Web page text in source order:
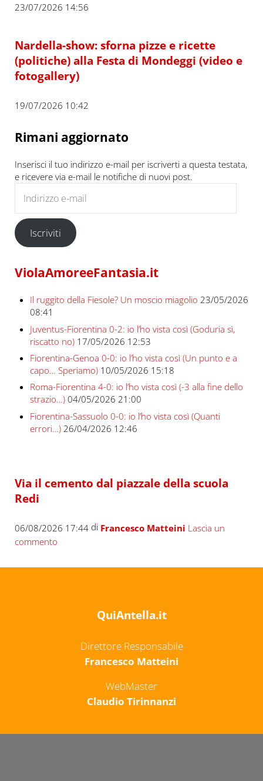
23/07/2026 14:56
Nardella-show: sforna pizze e ricette
(politiche) alla Festa di Mondeggi (video e
fotogallery)
19/07/2026 10:42
Rimani aggiornato
Inserisci il tuo indirizzo e-mail per iscriverti a questa testata,
e ricevere via e-mail le notifiche di nuovi post.
Iscriviti
ViolaAmoreeFantasia.it
Il ruggito della Fiesole? Un moscio miagolio 23/05/2026
08:41
Juventus-Fiorentina 0-2: io l’ho vista così (Goduria sì,
riscatto no) 17/05/2026 12:53
Fiorentina-Genoa 0-0: io l’ho vista così (Un punto e a
capo… Speriamo) 10/05/2026 15:18
Roma-Fiorentina 4-0: io l’ho vista così (-3 alla fine dello
strazio…) 04/05/2026 21:00
Fiorentina-Sassuolo 0-0: io l’ho vista così (Quanti
errori…) 26/04/2026 12:46
Via il cemento dal piazzale della scuola
Redi
06/08/2026 17:44di Francesco Matteini Lascia un
commento
QuiAntella.it
Direttore Responsabile
Francesco Matteini
WebMaster
Claudio Tirinnanzi